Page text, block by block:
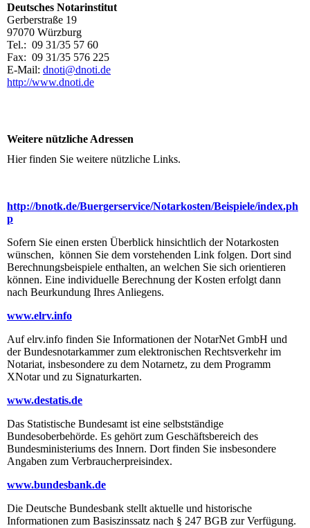
Deutsches Notarinstitut
Gerberstraße 19
97070 Würzburg
Tel.: 09 31/35 57 60
Fax: 09 31/35 576 225
E-Mail: dnoti@dnoti.de
http://www.dnoti.de
Weitere nützliche Adressen
Hier finden Sie weitere nützliche Links.
http://bnotk.de/Buergerservice/Notarkosten/Beispiele/index.ph
p
Sofern Sie einen ersten Überblick hinsichtlich der Notarkosten
wünschen, können Sie dem vorstehenden Link folgen. Dort sind
Berechnungsbeispiele enthalten, an welchen Sie sich orientieren
können. Eine individuelle Berechnung der Kosten erfolgt dann
nach Beurkundung Ihres Anliegens.
www.elrv.info
Auf elrv.info finden Sie Informationen der NotarNet GmbH und
der Bundesnotarkammer zum elektronischen Rechtsverkehr im
Notariat, insbesondere zu dem Notarnetz, zu dem Programm
XNotar und zu Signaturkarten.
www.destatis.de
Das Statistische Bundesamt ist eine selbstständige
Bundesoberbehörde. Es gehört zum Geschäftsbereich des
Bundesministeriums des Innern. Dort finden Sie insbesondere
Angaben zum Verbraucherpreisindex.
www.bundesbank.de
Die Deutsche Bundesbank stellt aktuelle und historische
Informationen zum Basiszinssatz nach § 247 BGB zur Verfügung.